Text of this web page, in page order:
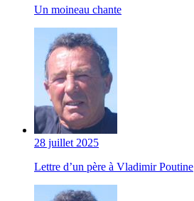
Un moineau chante
28 juillet 2025
Lettre d’un père à Vladimir Poutine